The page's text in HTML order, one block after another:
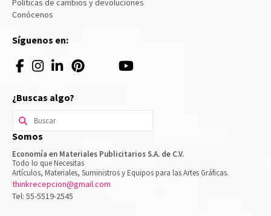
Políticas de cambios y devoluciones
Conócenos
Síguenos en:
¿Buscas algo?
Buscar
por:
Somos
Economía en Materiales Publicitarios S.A. de C.V.
Todo lo que Necesitas
Artículos, Materiales, Suministros y Equipos para las Artes Gráficas.
thinkrecepcion@gmail.com
Tel: 55-5519-2545